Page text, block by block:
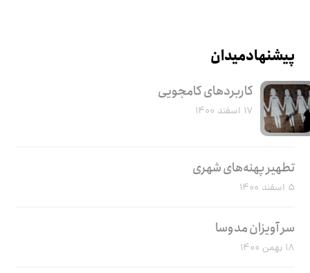
پیشنهاد میدان
کاربرد‌های کامجویی
۱۷ اسفند ۱۴۰۰
تطهیر پهنه‌های شهری
۵ اسفند ۱۴۰۰
سر آویزان مدوسا
۱۸ بهمن ۱۴۰۰